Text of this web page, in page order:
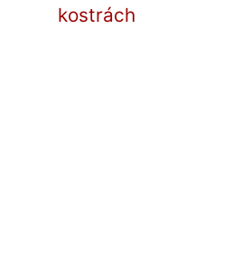
kostrách